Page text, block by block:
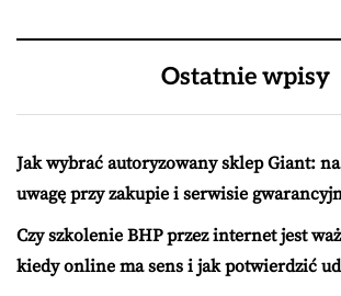
Ostatnie wpisy
Jak wybrać autoryzowany sklep Giant:
uwagę przy zakupie i serwisie
Czy szkolenie BHP przez internet jest
kiedy online ma sens i jak potwierdzić